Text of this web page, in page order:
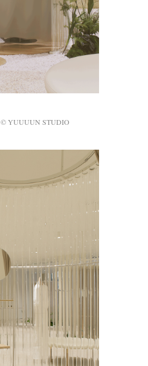
© YUUUUN STUDIO